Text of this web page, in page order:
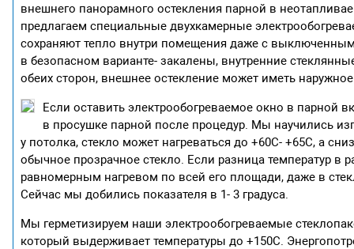
внешнего панорамного остекления парной в
предлагаем специальные двухкамерные
сохраняют тепло внутри помещения даже с
в безопасном варианте- закалены, внутренние
обеих сторон, внешнее остекление может иметь
Если оставить электрообогреваемое окно в парной
в просушке парной после процедур. Мы научились
у потолка, стекло может нагреваться до +60С- +65С, а
обычное прозрачное стекло. Если разница температур
равномерным нагревом по всей его площади, даже в
Сейчас мы добились показателя в 1- 3 градуса.
Мы герметизируем наши электрообогреваемые
который выдерживает температуры до +150С.